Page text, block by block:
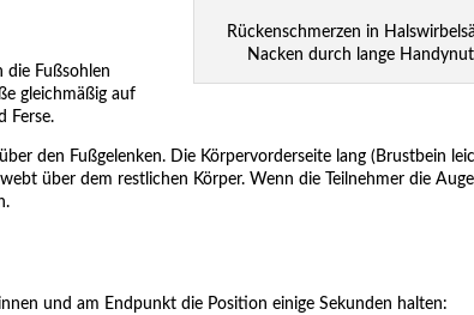
Rückenschmerzen in
Nacken durch lange
die Fußsohlen
gleichmäßig auf
Ferse.
den Fußgelenken. Die Körpervorderseite lang (Brustbein
über dem restlichen Körper. Wenn die Teilnehmer die
und am Endpunkt die Position einige Sekunden halten: